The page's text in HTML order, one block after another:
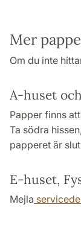
Mer
Om du inte
A-huset
Papper finns
Ta södra
papperet är
E-huset,
Mejla